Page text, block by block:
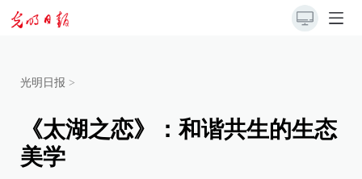
光明日报 >
《太湖之恋》：和谐共生的生态
美学